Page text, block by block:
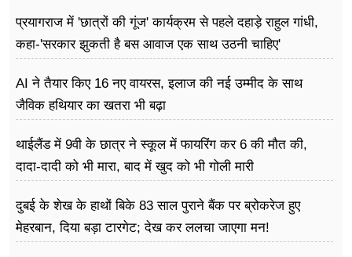
प्रयागराज में 'छात्रों की गूंज' कार्यक्रम से पहले दहाड़े राहुल गांधी,
कहा-'सरकार झुकती है बस आवाज एक साथ उठनी चाहिए'
AI ने तैयार किए 16 नए वायरस, इलाज की नई उम्मीद के साथ
जैविक हथियार का खतरा भी बढ़ा
थाईलैंड में 9वी के छात्र ने स्कूल में फायरिंग कर 6 की मौत की,
दादा-दादी को भी मारा, बाद में खुद को भी गोली मारी
दुबई के शेख के हाथों बिके 83 साल पुराने बैंक पर ब्रोकरेज हुए
मेहरबान, दिया बड़ा टारगेट; देख कर ललचा जाएगा मन!